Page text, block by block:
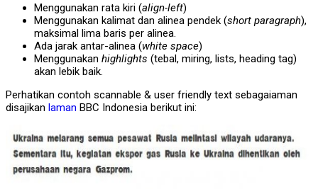
Menggunakan rata kiri (align-left)
Menggunakan kalimat dan alinea pendek (short paragraph),
maksimal lima baris per alinea.
Ada jarak antar-alinea (white space)
Menggunakan highlights (tebal, miring, lists, heading tag)
akan lebik baik.
Perhatikan contoh scannable & user friendly text sebagaiaman
disajikan laman BBC Indonesia berikut ini: